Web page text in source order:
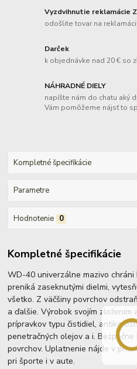
Vyzdvihnutie reklamácie
odošlite tovar na
Darček
k objednávke nad 20 € so
NÁHRADNÉ DIELY
napíšte nám do chatu aký
Vám pomôžeme nájsť to
Kompletné špecifikácie
Parametre
Hodnotenie 0
Kompletné špecifikácie
WD-40 univerzálne mazivo
preniká zaseknutými dielmi,
všetko. Z väčšiny povrchov
a ďalšie. Výrobok svojím
prípravkov typu čistidiel,
penetračných olejov a i.
povrchov. Uplatnenie nájde v
pri športe i v aute.